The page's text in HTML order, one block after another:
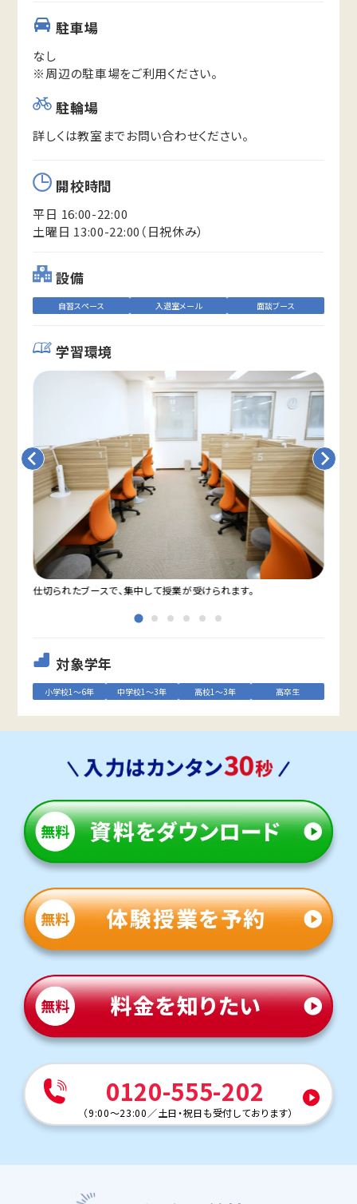
駐車場
なし
※周辺の駐車場をご利用ください。
駐輪場
詳しくは教室までお問い合わせください。
開校時間
平日 16:00-22:00
土曜日 13:00-22:00（日祝休み）
設備
自習スペース 入退室メール 面談ブース
学習環境
仕切られたブースで、集中して授業が受けられます。
対象学年
小学校1～6年 中学校1～3年 高校1～3年 高卒生
0120-555-202
（9:00～23:00／土日・祝日も受付しております）